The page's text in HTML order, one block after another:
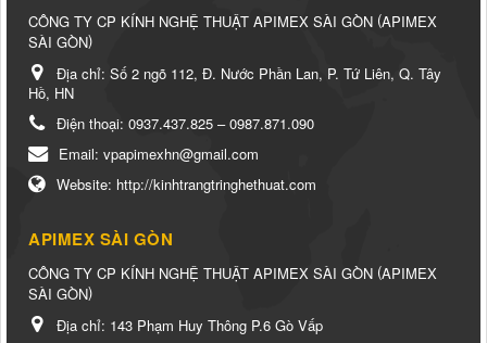
CÔNG TY CP KÍNH NGHỆ THUẬT APIMEX SÀI GÒN (APIMEX
SÀI GÒN)
Địa chỉ: Số 2 ngõ 112, Đ. Nước Phần Lan, P. Tứ Liên, Q. Tây
Hồ, HN
Điện thoại: 0937.437.825 – 0987.871.090
Email: vpapimexhn@gmail.com
Website: http://kinhtrangtringhethuat.com
APIMEX SÀI GÒN
CÔNG TY CP KÍNH NGHỆ THUẬT APIMEX SÀI GÒN (APIMEX
SÀI GÒN)
Địa chỉ: 143 Phạm Huy Thông P.6 Gò Vấp